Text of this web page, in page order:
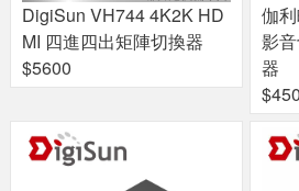
DigiSun VH744 4K2K HD
MI 四進四出矩陣切換器
$5600
伽
影
器
$450